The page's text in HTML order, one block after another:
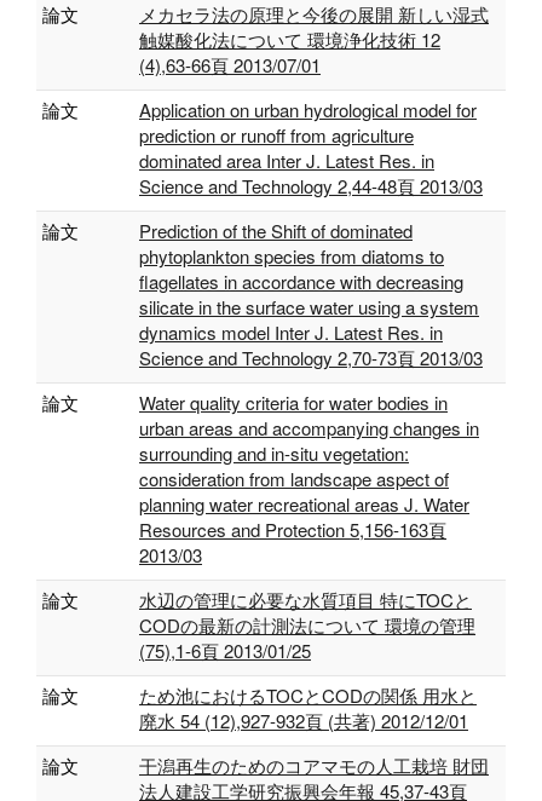
論文
メカセラ法の原理と今後の展開 新しい湿式
触媒酸化法について 環境浄化技術 12
(4),63-66頁 2013/07/01
論文
Application on urban hydrological model for
prediction or runoff from agriculture
dominated area Inter J. Latest Res. in
Science and Technology 2,44-48頁 2013/03
論文
Prediction of the Shift of dominated
phytoplankton species from diatoms to
flagellates in accordance with decreasing
silicate in the surface water using a system
dynamics model Inter J. Latest Res. in
Science and Technology 2,70-73頁 2013/03
論文
Water quality criteria for water bodies in
urban areas and accompanying changes in
surrounding and in-situ vegetation:
consideration from landscape aspect of
planning water recreational areas J. Water
Resources and Protection 5,156-163頁
2013/03
論文
水辺の管理に必要な水質項目 特にTOCと
CODの最新の計測法について 環境の管理
(75),1-6頁 2013/01/25
論文
ため池におけるTOCとCODの関係 用水と
廃水 54 (12),927-932頁 (共著) 2012/12/01
論文
干潟再生のためのコアマモの人工栽培 財団
法人建設工学研究振興会年報 45,37-43頁